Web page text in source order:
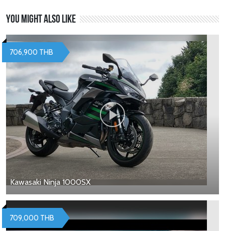
You might also like
Kawasaki Ninja 1000SX
706,900 THB
709,000 THB